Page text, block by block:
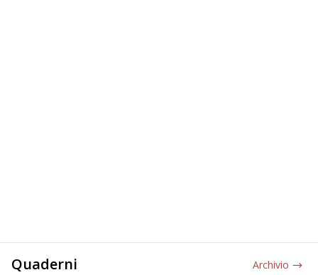
Quaderni Archivio